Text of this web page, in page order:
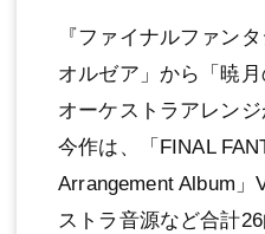
『ファイナルファン
オルゼア」から「暁
オーケストラアレン
今作は、「FINAL
Arrangement Album」
ストラ音源など合計26